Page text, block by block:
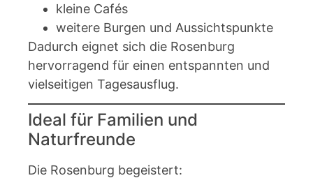
kleine Cafés
weitere Burgen und Aussichtspunkte
Dadurch eignet sich die Rosenburg
hervorragend für einen entspannten und
vielseitigen Tagesausflug.
Ideal für Familien und
Naturfreunde
Die Rosenburg begeistert: